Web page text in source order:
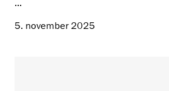
...
5. november 2025